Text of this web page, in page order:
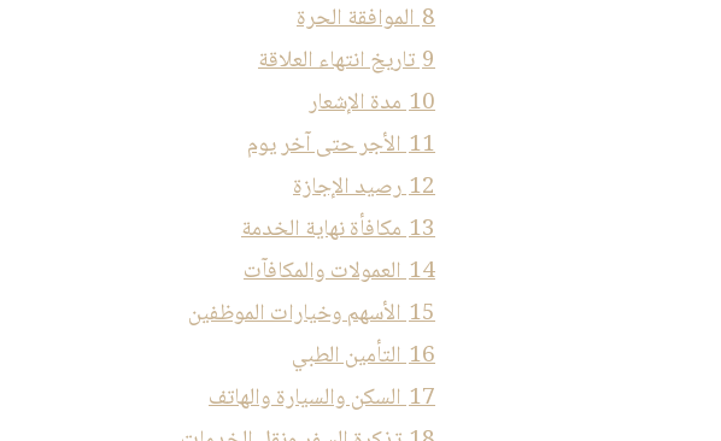
8الموافقة الحرة
9تاريخ انتهاء العلاقة
10مدة الإشعار
11الأجر حتى آخر يوم
12رصيد الإجازة
13مكافأة نهاية الخدمة
14العمولات والمكافآت
15الأسهم وخيارات الموظفين
16التأمين الطبي
17السكن والسيارة والهاتف